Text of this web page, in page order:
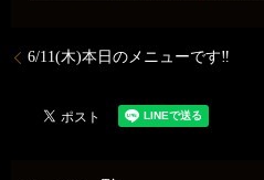
6/11(木)本日のメニューです‼️